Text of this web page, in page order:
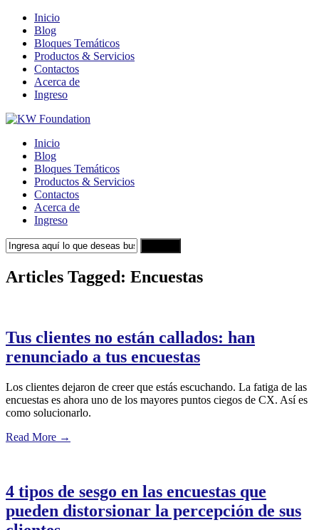
Inicio
Blog
Bloques Temáticos
Productos & Servicios
Contactos
Acerca de
Ingreso
Inicio
Blog
Bloques Temáticos
Productos & Servicios
Contactos
Acerca de
Ingreso
Articles Tagged: Encuestas
Tus clientes no están callados: han
renunciado a tus encuestas
Los clientes dejaron de creer que estás escuchando. La fatiga de las
encuestas es ahora uno de los mayores puntos ciegos de CX. Así es
como solucionarlo.
Read More →
4 tipos de sesgo en las encuestas que
pueden distorsionar la percepción de sus